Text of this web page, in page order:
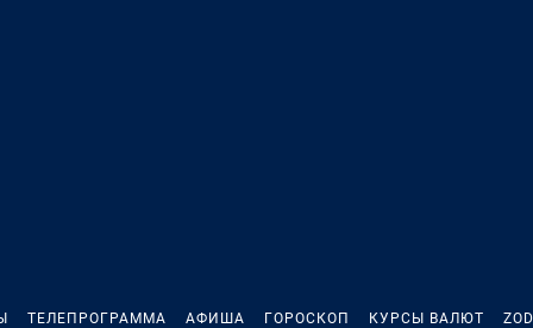
ТЕЛЕПРОГРАММА АФИША ГОРОСКОП КУРСЫ ВАЛЮТ